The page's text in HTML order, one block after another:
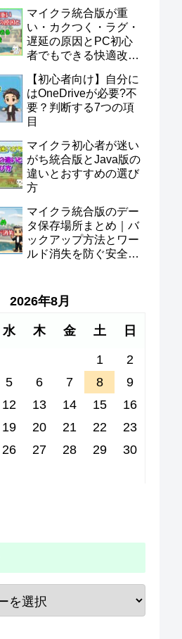
マイクラ統合版が重
い・カクつく・ラグ・
遅延の原因とPC初心
者でもできる快適改善
【初心者向け】自分に
はOneDriveが必要?不
要？判断する7つの項
目
マイクラ初心者が迷い
がち統合版とJava版の
違いとおすすめの選び
方
マイクラ統合版のデー
タ保存場所まとめ｜バ
ックアップ方法とワー
ルド消失を防ぐ安全対
2026年8月
水 木 金 土 日
1
2
5 6 7 8
9
12 13 14 15
16
19 20 21 22
23
26 27 28 29
30